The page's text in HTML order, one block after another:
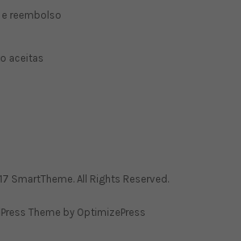
reembolso
aceitas
SmartTheme. All Rights Reserved.
Theme by OptimizePress